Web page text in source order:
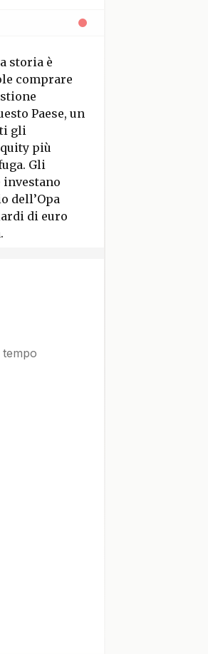
storia è
comprare
Paese, un
gli
più
Gli
dell’Opa
di euro
tempo